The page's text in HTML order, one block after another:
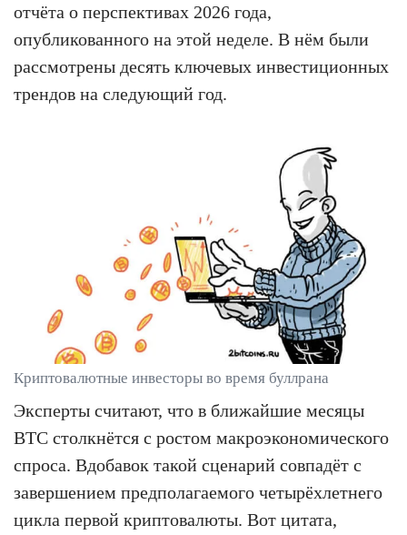
отчёта о перспективах 2026 года,
опубликованного на этой неделе. В нём были
рассмотрены десять ключевых инвестиционных
трендов на следующий год.
Криптовалютные инвесторы во время буллрана
Эксперты считают, что в ближайшие месяцы
BTC столкнётся с ростом макроэкономического
спроса. Вдобавок такой сценарий совпадёт с
завершением предполагаемого четырёхлетнего
цикла первой криптовалюты. Вот цитата,